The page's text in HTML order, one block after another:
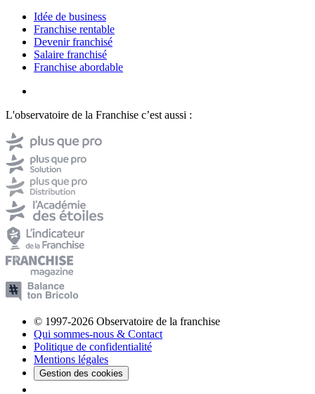
Idée de business
Franchise rentable
Devenir franchisé
Salaire franchisé
Franchise abordable
L'observatoire de la Franchise c’est aussi :
© 1997-2026 Observatoire de la franchise
Qui sommes-nous & Contact
Politique de confidentialité
Mentions légales
Gestion des cookies